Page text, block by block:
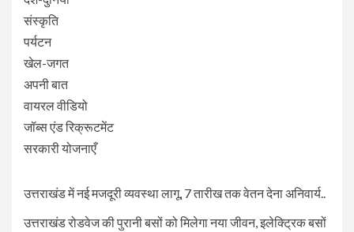
संस्कृति
पर्यटन
खेल-जगत
अपनी बात
वायरल वीडियो
जॉब्स एंड रिक्रूटमेंट
सरकारी योजनाएँ
उत्तराखंड में नई मजदूरी व्यवस्था लागू, 7 तारीख तक वेतन देना अनिवार्य..
उत्तराखंड रोडवेज की पुरानी बसों को मिलेगा नया जीवन, इलेक्ट्रिक बसों